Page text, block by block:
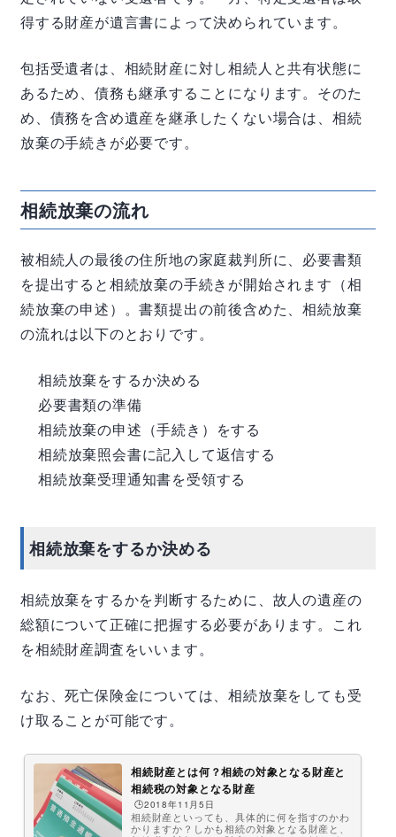
得する財産が遺言書によって決められています。
包括受遺者は、相続財産に対し相続人と共有状態に
あるため、債務も継承することになります。そのた
め、債務を含め遺産を継承したくない場合は、相続
放棄の手続きが必要です。
相続放棄の流れ
被相続人の最後の住所地の家庭裁判所に、必要書類
を提出すると相続放棄の手続きが開始されます（相
続放棄の申述）。書類提出の前後含めた、相続放棄
の流れは以下のとおりです。
相続放棄をするか決める
必要書類の準備
相続放棄の申述（手続き）をする
相続放棄照会書に記入して返信する
相続放棄受理通知書を受領する
相続放棄をするか決める
相続放棄をするかを判断するために、故人の遺産の
総額について正確に把握する必要があります。これ
を相続財産調査をいいます。
なお、死亡保険金については、相続放棄をしても受
け取ることが可能です。
相続財産とは何？相続の対象となる財産と
相続税の対象となる財産
🕒️2018年11月5日
相続財産といっても、具体的に何を指すのかわ
かりますか？しかも相続の対象となる財産と、